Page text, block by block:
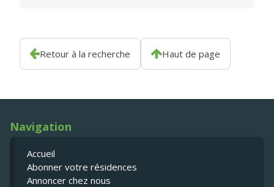
Retour à la recherche Haut de page
Navigation
Accueil
Abonner votre résidences
Annoncer chez nous